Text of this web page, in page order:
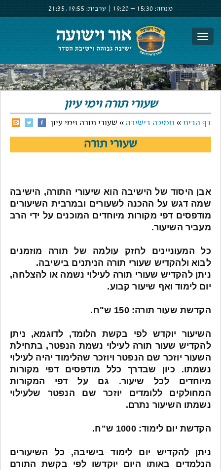
מנחה: 15:30 –
19:20 ערבית: 19:55,
21:35
שעורי תורה וימי עיון
דף הבית » תמיכה בישיבה » שעורי תורה וימי עיון
שעורי תורה
אבן היסוד של הישיבה הוא שיעורי התורה, הישיבה
שמה דגש על ההכנה לשעורים ובמרבית השיעורים
מודפסים דפי מקורות מיוחדים המוכנים על ידי הרב
מעביר השיעור.
כל המעוניינים לחזק עולמה של תורה מוזמנים
לבוא ולהקדיש שעורי תורה הניתנים בישיבה.
ניתן להקדיש שעורי תורה לעילוי נשמה או להצלחה,
יום לימוד ואף שיעור קבוע.
הקדשת שעור תורה: 150 ש"ח.
השיעור יוקדש לפי בקשת הלומד, לדוגמא, ניתן
להקדיש שעור תורה לעילוי נשמת הנפטר, בתחילת
השעור יוזכר שם הנפטר ויוזכר שהלימוד יהיה לעילוי
נשמתו. כיון שבדרך כלל מודפסים דפי מקורות
מיוחדים לכל שיעור. גם על דפי המקורות
המחולקים ללומדים יוזכר שם הנפטר שלעילוי
נשמתו השיעור נתרם.
הקדשת יום לימוד: 1000 ש"ח.
ניתן להקדיש יום לימוד בישיבה, כל השיעורים
הנלמדים באותו היום יוקדשו לפי בקשת התורם